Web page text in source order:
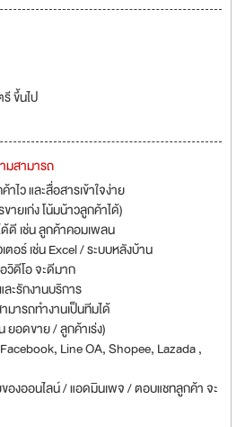
ขึ้นไป
มสามารถ
ว และสื่อสารเข้าใจง่าย
ยเก่ง โน้มน้าวลูกค้าได้)
ดี เช่น ลูกค้าคอมเพลน
อร์ เช่น Excel / ระบบหลังบ้าน
ดีโอ จะดีมาก
ะรักงานบริการ
ารถทำงานเป็นทีมได้
ยอดขาย / ลูกค้าเร่ง)
Line OA, Shopee, Lazada ,
งออนไลน์ / แอดมินเพจ / ตอบแชทลูกค้า จะ